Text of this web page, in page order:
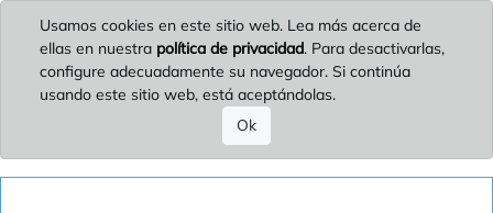
Usamos cookies en este sitio web. Lea más acerca de
ellas en nuestra política de privacidad. Para desactivarlas,
configure adecuadamente su navegador. Si continúa
usando este sitio web, está aceptándolas.
Ok